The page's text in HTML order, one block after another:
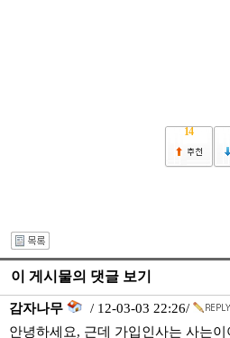
14
이 게시물의 댓글 보기
감자나무
/ 12-03-03 22:26/
안녕하세요, 근데 가입인사는 사는